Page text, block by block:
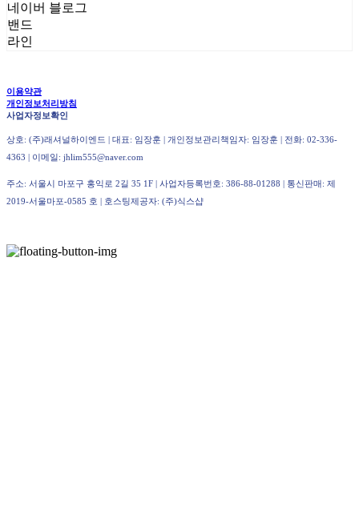
네이버 블로그
밴드
라인
이용약관
개인정보처리방침
사업자정보확인
상호: (주)래셔널하이엔드 | 대표: 임장훈 | 개인정보관리책임자: 임장훈 | 전화: 02-336-
4363 | 이메일: jhlim555@naver.com
주소: 서울시 마포구 홍익로 2길 35 1F | 사업자등록번호: 386-88-01288 | 통신판매: 제
2019-서울마포-0585 호 | 호스팅제공자: (주)식스샵